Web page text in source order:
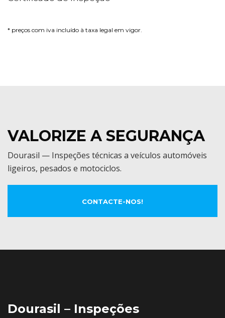
* preços com iva incluído à taxa legal em vigor.
VALORIZE A SEGURANÇA
Dourasil — Inspeções técnicas a veículos automóveis
ligeiros, pesados e motociclos.
CONTACTE-NOS!
Dourasil – Inspeções